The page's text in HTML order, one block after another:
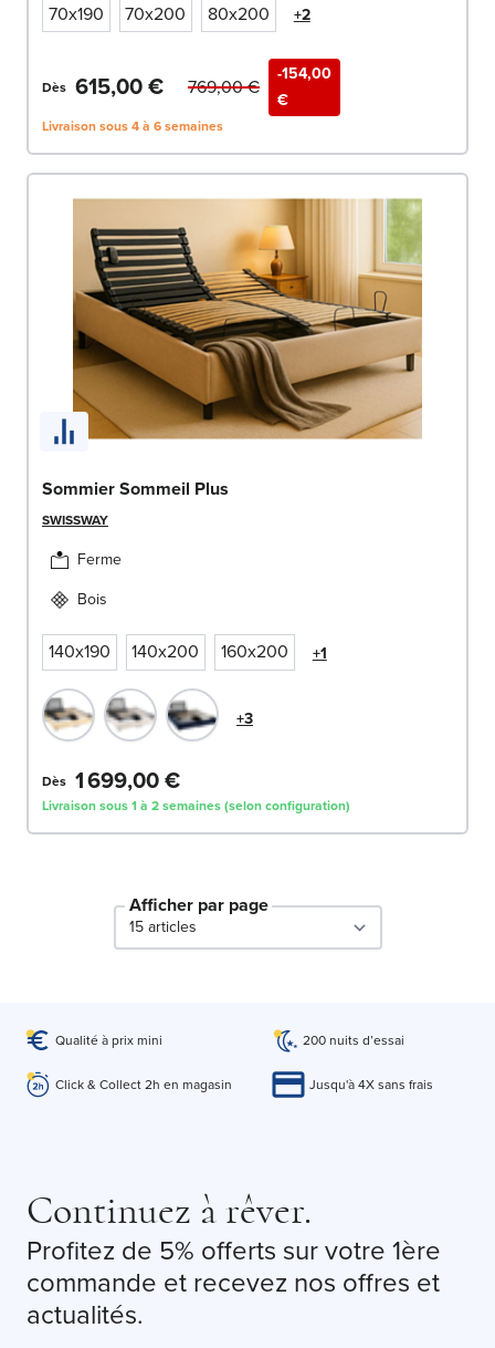
70x190 70x200 80x200 +2
Dès 615,00 €
-154,00
€
769,00 €
Livraison sous 4 à 6 semaines
Sommier Sommeil Plus
SWISSWAY
Ferme
Bois
140x190 140x200 160x200 +1
+3
Dès 1 699,00 €
Livraison sous 1 à 2 semaines (selon configuration)
Afficher par page
Qualité à prix mini 200 nuits d’essai
Click & Collect 2h en magasin Jusqu'à 4X sans frais
Continuez à rêver.
Profitez de 5% offerts sur votre 1ère
commande et recevez nos offres et
actualités.